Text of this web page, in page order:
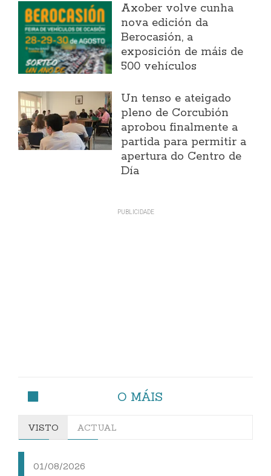
Axober volve cunha
nova edición da
Berocasión, a
exposición de máis de
500 vehículos
Un tenso e ateigado
pleno de Corcubión
aprobou finalmente a
partida para permitir a
apertura do Centro de
Día
O MÁIS
VISTO ACTUAL
01/08/2026